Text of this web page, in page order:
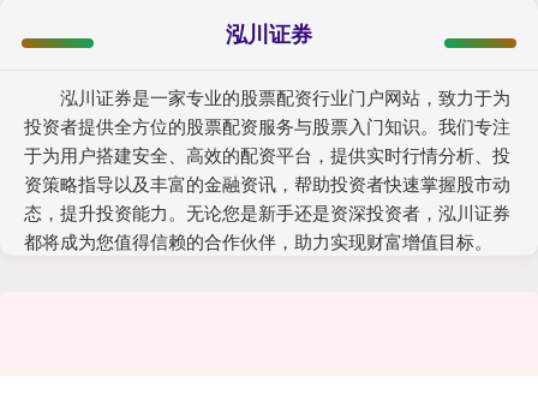
泓川证券
泓川证券是一家专业的股票配资行业门户网站，致力于为
投资者提供全方位的股票配资服务与股票入门知识。我们专注
于为用户搭建安全、高效的配资平台，提供实时行情分析、投
资策略指导以及丰富的金融资讯，帮助投资者快速掌握股市动
态，提升投资能力。无论您是新手还是资深投资者，泓川证券
都将成为您值得信赖的合作伙伴，助力实现财富增值目标。